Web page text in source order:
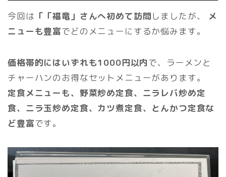
今回は 「「福竜」さんへ初めて訪問しましたが、 メ
ニューも豊富でどのメニューにするか悩みます。
価格帯的にはいずれも1000円以内で、ラーメンと
チャーハンのお得なセットメニューがあります。
定食メニューも、野菜炒め定食、ニラレバ炒め定
食、ニラ玉炒め定食、カツ煮定食、とんかつ定食な
ど豊富です。